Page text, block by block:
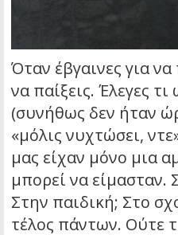
Όταν έβγαινες για να
να παίξεις. Έλεγες
(συνήθως δεν ήταν
«μόλις νυχτώσει,
μας είχαν μόνο μια
μπορεί να είμασταν.
Στην παιδική; Στο
τέλος πάντων. Ούτε